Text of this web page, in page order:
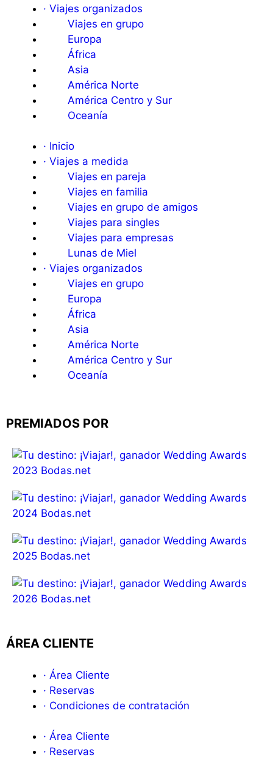
· Viajes organizados
Viajes en grupo
Europa
África
Asia
América Norte
América Centro y Sur
Oceanía
· Inicio
· Viajes a medida
Viajes en pareja
Viajes en familia
Viajes en grupo de amigos
Viajes para singles
Viajes para empresas
Lunas de Miel
· Viajes organizados
Viajes en grupo
Europa
África
Asia
América Norte
América Centro y Sur
Oceanía
PREMIADOS POR
ÁREA CLIENTE
· Área Cliente
· Reservas
· Condiciones de contratación
· Área Cliente
· Reservas